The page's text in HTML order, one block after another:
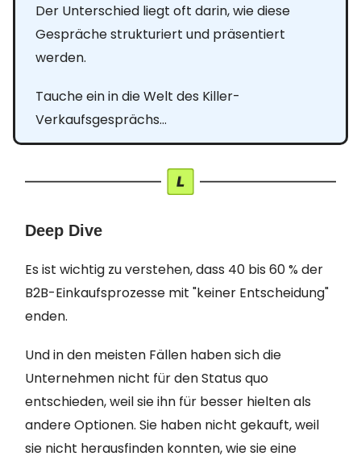
Der Unterschied liegt oft darin, wie diese
Gespräche strukturiert und präsentiert
werden.
Tauche ein in die Welt des Killer-
Verkaufsgesprächs…
Deep Dive
Es ist wichtig zu verstehen, dass 40 bis 60 % der
B2B-Einkaufsprozesse mit "keiner Entscheidung"
enden.
Und in den meisten Fällen haben sich die
Unternehmen nicht für den Status quo
entschieden, weil sie ihn für besser hielten als
andere Optionen. Sie haben nicht gekauft, weil
sie nicht herausfinden konnten, wie sie eine